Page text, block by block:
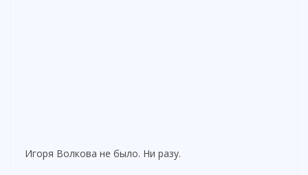
Игоря Волкова не было. Ни разу.